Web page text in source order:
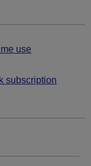
use
subscription